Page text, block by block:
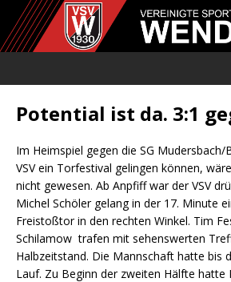
Potential ist da. 3:1
Im Heimspiel gegen die SG
VSV ein Torfestival gelingen können,
nicht gewesen. Ab Anpfiff war der VSV
Michel Schöler gelang in der 17. Minute
Freistoßtor in den rechten Winkel. Tim
Schilamow trafen mit sehenswerten
Halbzeitstand. Die Mannschaft hatte bis
Lauf. Zu Beginn der zweiten Hälfte hatte